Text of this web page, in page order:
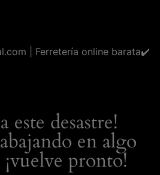
| Ferretería online barata✔️
este desastre!
en algo
pronto!